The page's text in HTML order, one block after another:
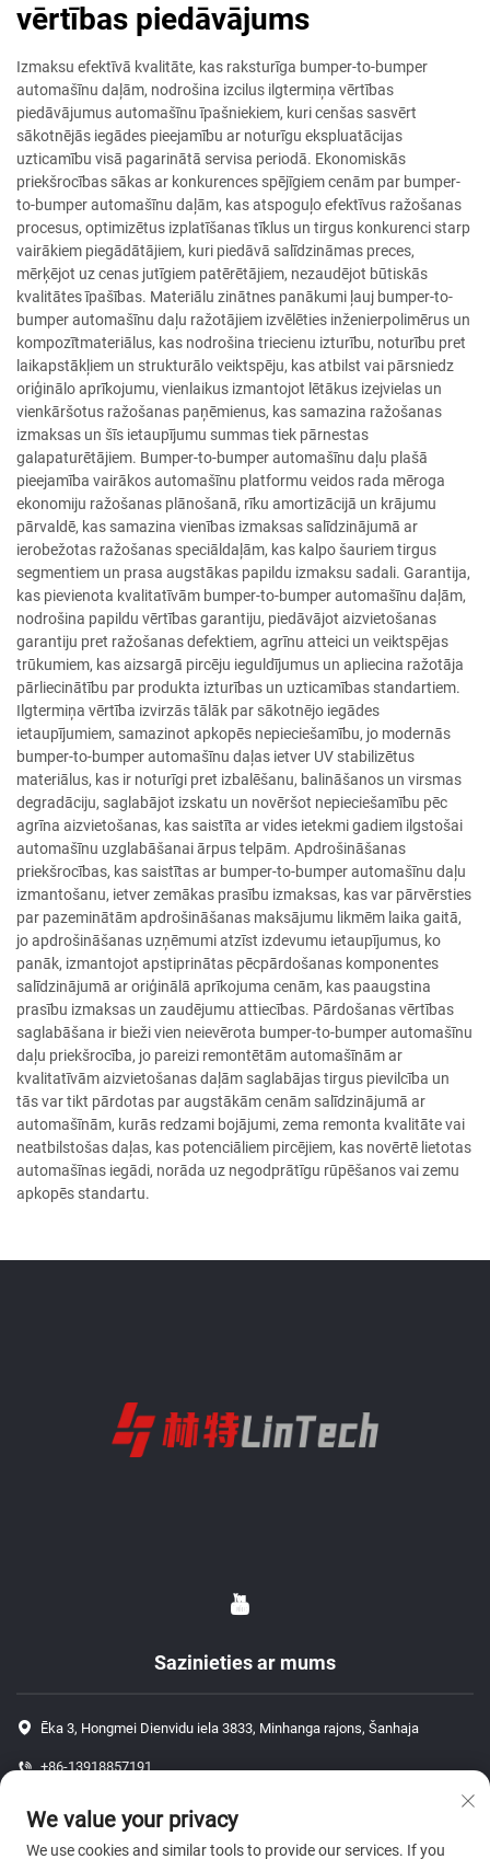
vērtības piedāvājums
Izmaksu efektīvā kvalitāte, kas raksturīga bumper-to-bumper
automašīnu daļām, nodrošina izcilus ilgtermiņa vērtības
piedāvājumus automašīnu īpašniekiem, kuri cenšas sasvērt
sākotnējās iegādes pieejamību ar noturīgu ekspluatācijas
uzticamību visā pagarinātā servisa periodā. Ekonomiskās
priekšrocības sākas ar konkurences spējīgiem cenām par bumper-
to-bumper automašīnu daļām, kas atspoguļo efektīvus ražošanas
procesus, optimizētus izplatīšanas tīklus un tirgus konkurenci starp
vairākiem piegādātājiem, kuri piedāvā salīdzināmas preces,
mērķējot uz cenas jutīgiem patērētājiem, nezaudējot būtiskās
kvalitātes īpašības. Materiālu zinātnes panākumi ļauj bumper-to-
bumper automašīnu daļu ražotājiem izvēlēties inženierpolimērus un
kompozītmateriālus, kas nodrošina triecienu izturību, noturību pret
laikapstākļiem un strukturālo veiktspēju, kas atbilst vai pārsniedz
oriģinālo aprīkojumu, vienlaikus izmantojot lētākus izejvielas un
vienkāršotus ražošanas paņēmienus, kas samazina ražošanas
izmaksas un šīs ietaupījumu summas tiek pārnestas
galapaturētājiem. Bumper-to-bumper automašīnu daļu plašā
pieejamība vairākos automašīnu platformu veidos rada mēroga
ekonomiju ražošanas plānošanā, rīku amortizācijā un krājumu
pārvaldē, kas samazina vienības izmaksas salīdzinājumā ar
ierobežotas ražošanas speciāldaļām, kas kalpo šauriem tirgus
segmentiem un prasa augstākas papildu izmaksu sadali. Garantija,
kas pievienota kvalitatīvām bumper-to-bumper automašīnu daļām,
nodrošina papildu vērtības garantiju, piedāvājot aizvietošanas
garantiju pret ražošanas defektiem, agrīnu atteici un veiktspējas
trūkumiem, kas aizsargā pircēju ieguldījumus un apliecina ražotāja
pārliecinātību par produkta izturības un uzticamības standartiem.
Ilgtermiņa vērtība izvirzās tālāk par sākotnējo iegādes
ietaupījumiem, samazinot apkopēs nepieciešamību, jo modernās
bumper-to-bumper automašīnu daļas ietver UV stabilizētus
materiālus, kas ir noturīgi pret izbalēšanu, balināšanos un virsmas
degradāciju, saglabājot izskatu un novēršot nepieciešamību pēc
agrīna aizvietošanas, kas saistīta ar vides ietekmi gadiem ilgstošai
automašīnu uzglabāšanai ārpus telpām. Apdrošināšanas
priekšrocības, kas saistītas ar bumper-to-bumper automašīnu daļu
izmantošanu, ietver zemākas prasību izmaksas, kas var pārvērsties
par pazeminātām apdrošināšanas maksājumu likmēm laika gaitā,
jo apdrošināšanas uzņēmumi atzīst izdevumu ietaupījumus, ko
panāk, izmantojot apstiprinātas pēcpārdošanas komponentes
salīdzinājumā ar oriģinālā aprīkojuma cenām, kas paaugstina
prasību izmaksas un zaudējumu attiecības. Pārdošanas vērtības
saglabāšana ir bieži vien neievērota bumper-to-bumper automašīnu
daļu priekšrocība, jo pareizi remontētām automašīnām ar
kvalitatīvām aizvietošanas daļām saglabājas tirgus pievilcība un
tās var tikt pārdotas par augstākām cenām salīdzinājumā ar
automašīnām, kurās redzami bojājumi, zema remonta kvalitāte vai
neatbilstošas daļas, kas potenciāliem pircējiem, kas novērtē lietotas
automašīnas iegādi, norāda uz negodprātīgu rūpēšanos vai zemu
apkopēs standartu.
Sazinieties ar mums
Ēka 3, Hongmei Dienvidu iela 3833, Minhanga rajons, Šanhaja
+86-13918857191
[email protected]
We value your privacy
We use cookies and similar tools to provide our services. If you